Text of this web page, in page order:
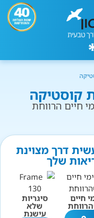
קוסטיקה
חיים הרווחת
דרך מצוינת
שלך
חיים סיגריות
שלא
עישנת